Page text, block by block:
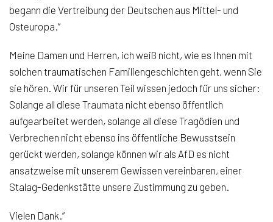
begann die Vertreibung der Deutschen aus Mittel- und
Osteuropa.“
Meine Damen und Herren, ich weiß nicht, wie es Ihnen mit
solchen traumatischen Familiengeschichten geht, wenn Sie
sie hören. Wir für unseren Teil wissen jedoch für uns sicher:
Solange all diese Traumata nicht ebenso öffentlich
aufgearbeitet werden, solange all diese Tragödien und
Verbrechen nicht ebenso ins öffentliche Bewusstsein
gerückt werden, solange können wir als AfD es nicht
ansatzweise mit unserem Gewissen vereinbaren, einer
Stalag-Gedenkstätte unsere Zustimmung zu geben.
Vielen Dank.“